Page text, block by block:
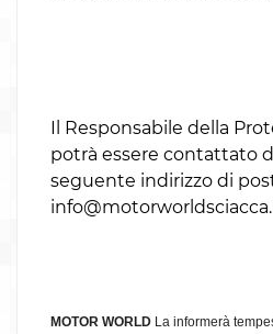
Il Responsabile della
potrà essere contattato
seguente indirizzo di
MOTOR WORLD La informerà